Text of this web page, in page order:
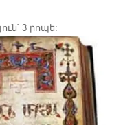
3 րոպե: